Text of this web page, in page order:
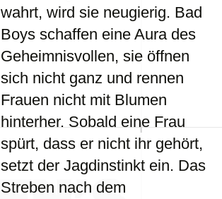
wahrt, wird sie neugierig. Bad
Boys schaffen eine Aura des
Geheimnisvollen, sie öffnen
sich nicht ganz und rennen
Frauen nicht mit Blumen
hinterher. Sobald eine Frau
spürt, dass er nicht ihr gehört,
setzt der Jagdinstinkt ein. Das
Streben nach dem